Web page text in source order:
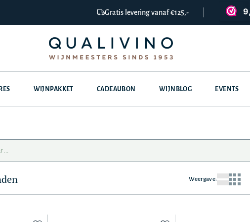
Gratis levering vanaf €125,-
WIJNPAKKET CADEAUBON WIJNBLOG EVENTS
Weergave: